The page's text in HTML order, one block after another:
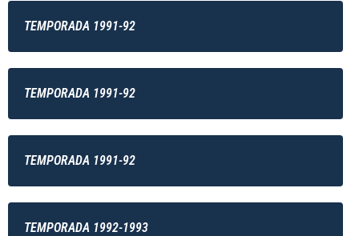
TEMPORADA 1991-92
TEMPORADA 1991-92
TEMPORADA 1991-92
TEMPORADA 1992-1993